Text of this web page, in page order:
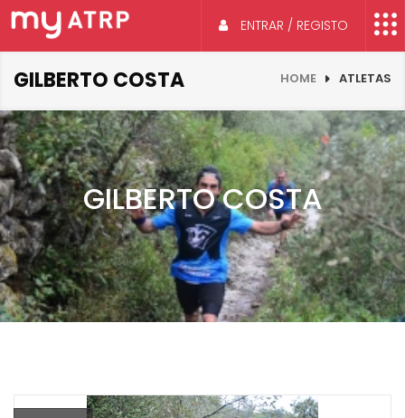
ENTRAR / REGISTO
GILBERTO COSTA HOME ATLETAS
GILBERTO COSTA